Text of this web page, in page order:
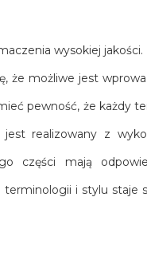
wysokiej
że możliwe jest
pewność, że każdy
realizowany z
części mają
i stylu staje